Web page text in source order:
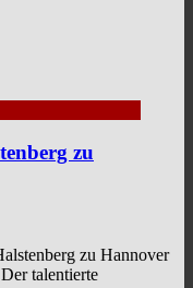
zu
zu Hannover
talentierte